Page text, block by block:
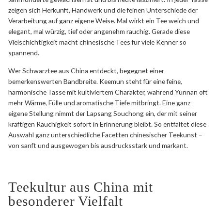
zeigen sich Herkunft, Handwerk und die feinen Unterschiede der
Verarbeitung auf ganz eigene Weise. Mal wirkt ein Tee weich und
elegant, mal würzig, tief oder angenehm rauchig. Gerade diese
Vielschichtigkeit macht chinesische Tees für viele Kenner so
spannend.
Wer Schwarztee aus China entdeckt, begegnet einer
bemerkenswerten Bandbreite. Keemun steht für eine feine,
harmonische Tasse mit kultiviertem Charakter, während Yunnan oft
mehr Wärme, Fülle und aromatische Tiefe mitbringt. Eine ganz
eigene Stellung nimmt der Lapsang Souchong ein, der mit seiner
kräftigen Rauchigkeit sofort in Erinnerung bleibt. So entfaltet diese
Auswahl ganz unterschiedliche Facetten chinesischer Teekunst –
von sanft und ausgewogen bis ausdrucksstark und markant.
Teekultur aus China mit
besonderer Vielfalt